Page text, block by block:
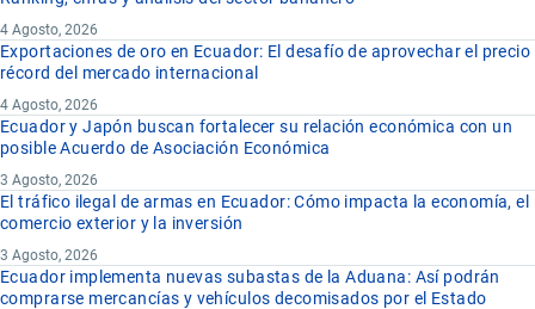
4 Agosto, 2026
Exportaciones de oro en Ecuador: El desafío de aprovechar el precio
récord del mercado internacional
4 Agosto, 2026
Ecuador y Japón buscan fortalecer su relación económica con un
posible Acuerdo de Asociación Económica
3 Agosto, 2026
El tráfico ilegal de armas en Ecuador: Cómo impacta la economía, el
comercio exterior y la inversión
3 Agosto, 2026
Ecuador implementa nuevas subastas de la Aduana: Así podrán
comprarse mercancías y vehículos decomisados por el Estado